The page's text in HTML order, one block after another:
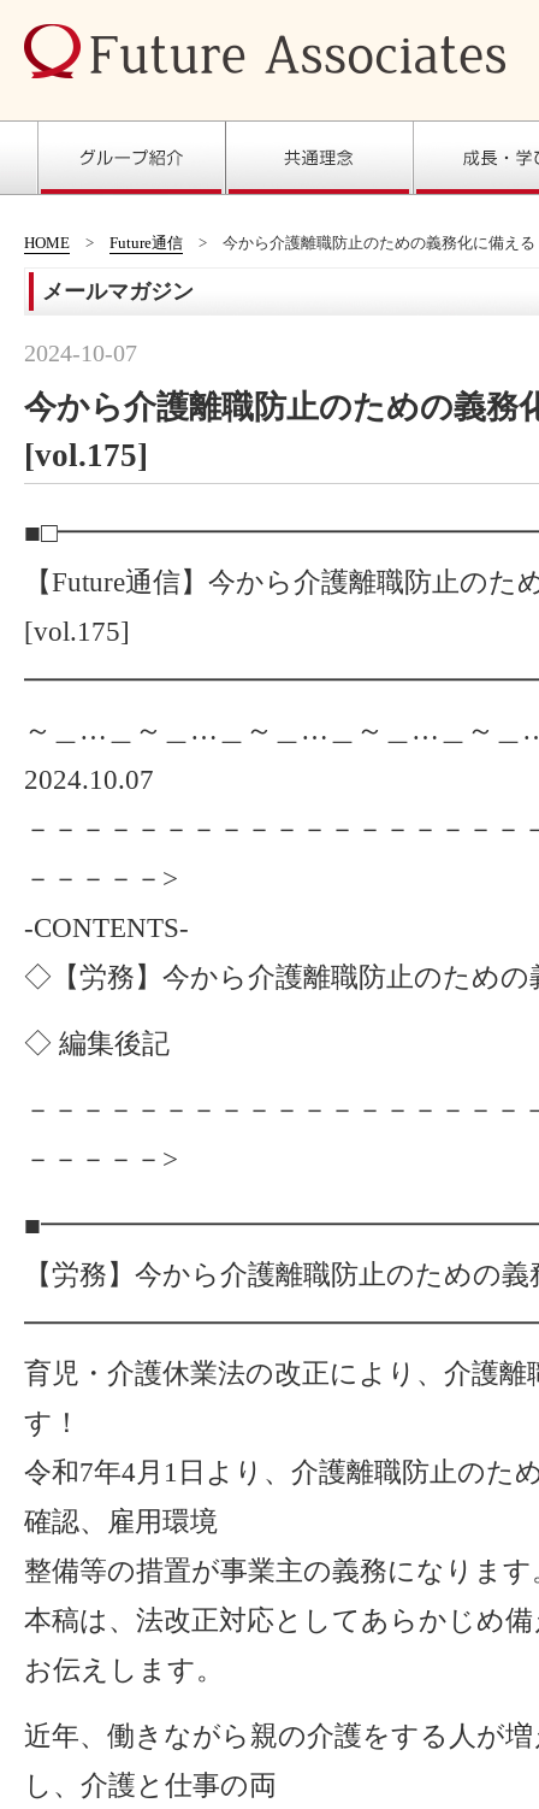
HOME Future通信 今から介護離職防止のための義務化に備え
メールマガジン
2024-10-07
今から介護離職防止のための義務
[vol.175]
【Future通信】今から介護離職防止の
[vol.175]
～＿…＿～＿…＿～＿…＿～＿…＿～＿
2024.10.07
－－－－－－－－－－－－－－－－－－
－－－－－>
-CONTENTS-
◇【労務】今から介護離職防止のための
◇ 編集後記
－－－－－－－－－－－－－－－－－－
－－－－－>
【労務】今から介護離職防止のための
育児・介護休業法の改正により、介護
す！
令和7年4月1日より、介護離職防止のた
確認、雇用環境
整備等の措置が事業主の義務になります
本稿は、法改正対応としてあらかじめ
お伝えします。
近年、働きながら親の介護をする人が
し、介護と仕事の両